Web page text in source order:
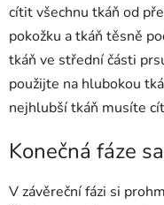
cítit všechnu tkáň od
pokožku a tkáň těsně
tkáň ve střední části
použijte na hlubokou
nejhlubší tkáň musíte
Konečná fáze
V závěreční fázi si